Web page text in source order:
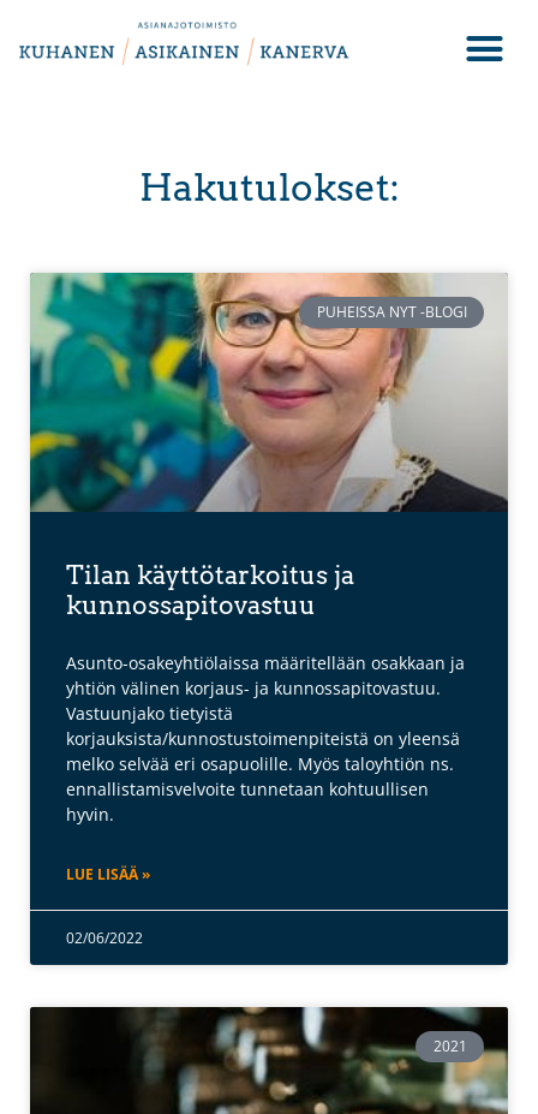
Hakutulokset:
PUHEISSA NYT -BLOGI
Tilan käyttötarkoitus ja
kunnossapitovastuu
Asunto-osakeyhtiölaissa määritellään osakkaan ja
yhtiön välinen korjaus- ja kunnossapitovastuu.
Vastuunjako tietyistä
korjauksista/kunnostustoimenpiteistä on yleensä
melko selvää eri osapuolille. Myös taloyhtiön ns.
ennallistamisvelvoite tunnetaan kohtuullisen
hyvin.
LUE LISÄÄ »
02/06/2022
2021